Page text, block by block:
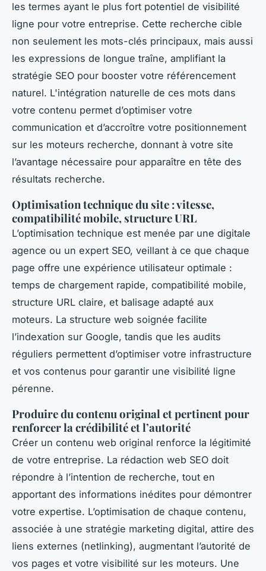
les termes ayant le plus fort potentiel de visibilité
ligne pour votre entreprise. Cette recherche cible
non seulement les mots-clés principaux, mais aussi
les expressions de longue traîne, amplifiant la
stratégie SEO pour booster votre référencement
naturel. L'intégration naturelle de ces mots dans
votre contenu permet d’optimiser votre
communication et d’accroître votre positionnement
sur les moteurs recherche, donnant à votre site
l’avantage nécessaire pour apparaître en tête des
résultats recherche.
Optimisation technique du site : vitesse,
compatibilité mobile, structure URL
L’optimisation technique est menée par une digitale
agence ou un expert SEO, veillant à ce que chaque
page offre une expérience utilisateur optimale :
temps de chargement rapide, compatibilité mobile,
structure URL claire, et balisage adapté aux
moteurs. La structure web soignée facilite
l’indexation sur Google, tandis que les audits
réguliers permettent d’optimiser votre infrastructure
et vos contenus pour garantir une visibilité ligne
pérenne.
Produire du contenu original et pertinent pour
renforcer la crédibilité et l’autorité
Créer un contenu web original renforce la légitimité
de votre entreprise. La rédaction web SEO doit
répondre à l’intention de recherche, tout en
apportant des informations inédites pour démontrer
votre expertise. L’optimisation de chaque contenu,
associée à une stratégie marketing digital, attire des
liens externes (netlinking), augmentant l’autorité de
vos pages et votre visibilité sur les moteurs. Une